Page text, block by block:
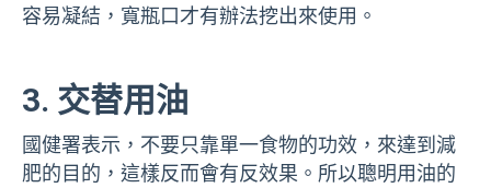
容易凝結，寬瓶口才有辦法挖出來使用。
3. 交替用油
國健署表示，不要只靠單一食物的功效，來達到減
肥的目的，這樣反而會有反效果。所以聰明用油的